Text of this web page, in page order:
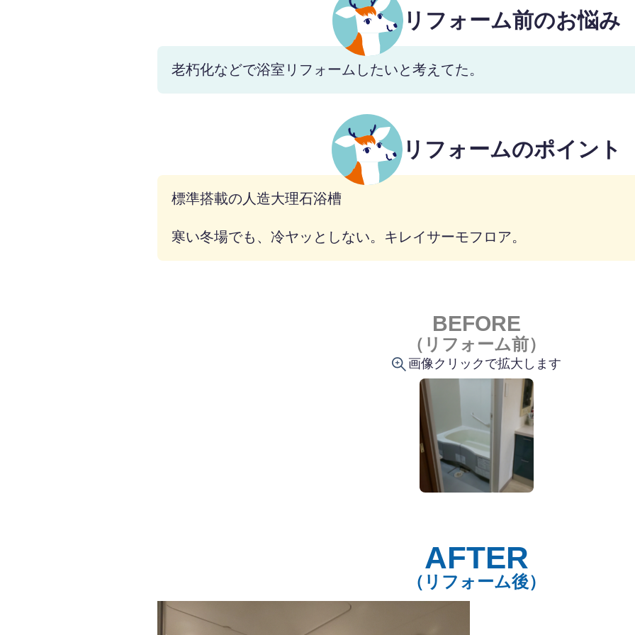
リフォーム前のお悩み
老朽化などで浴室リフォームしたいと考えてた。
リフォームのポイント
標準搭載の人造大理石浴槽
寒い冬場でも、冷ヤッとしない。キレイサーモフロア。
BEFORE
（リフォーム前）
画像クリックで拡大します
AFTER
（リフォーム後）